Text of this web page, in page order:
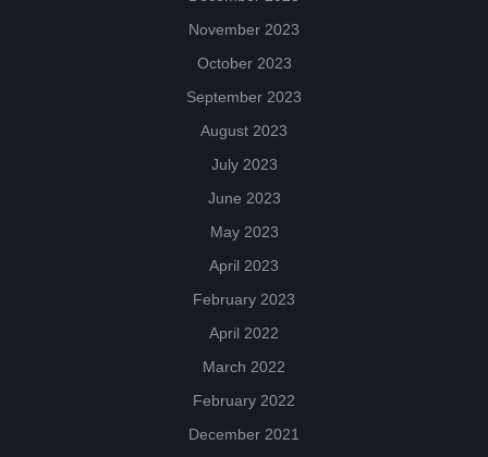
November 2023
October 2023
September 2023
August 2023
July 2023
June 2023
May 2023
April 2023
February 2023
April 2022
March 2022
February 2022
December 2021